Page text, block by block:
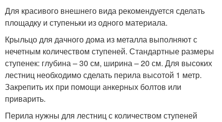
Для красивого внешнего вида рекомендуется сделать
площадку и ступеньки из одного материала.
Крыльцо для дачного дома из металла выполняют с
нечетным количеством ступеней. Стандартные размеры
ступенек: глубина – 30 см, ширина – 20 см. Для высоких
лестниц необходимо сделать перила высотой 1 метр.
Закрепить их при помощи анкерных болтов или
приварить.
Перила нужны для лестниц с количеством ступеней